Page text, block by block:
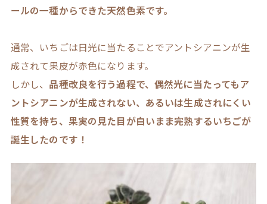
ールの一種からできた天然色素です。
通常、いちごは日光に当たることでアントシアニンが生
成されて果皮が赤色になります。
しかし、 品種改良を行う過程で、偶然光に当たってもア
ントシアニンが生成されない、あるいは生成されにくい
性質を持ち、果実の見た目が白いまま完熟するいちごが
誕生したのです！